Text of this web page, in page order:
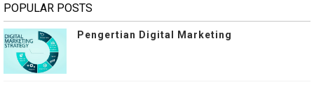
POPULAR POSTS
Pengertian Digital Marketing